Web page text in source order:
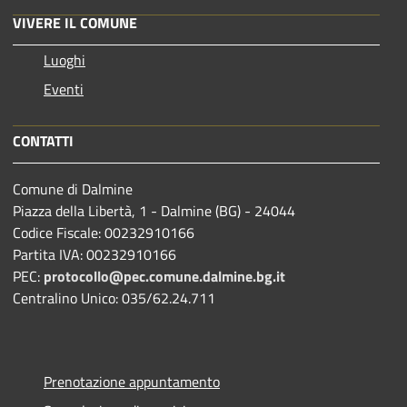
VIVERE IL COMUNE
Luoghi
Eventi
CONTATTI
Comune di Dalmine
Piazza della Libertà, 1 - Dalmine (BG) - 24044
Codice Fiscale: 00232910166
Partita IVA: 00232910166
PEC: protocollo@pec.comune.dalmine.bg.it
Centralino Unico: 035/62.24.711
Prenotazione appuntamento